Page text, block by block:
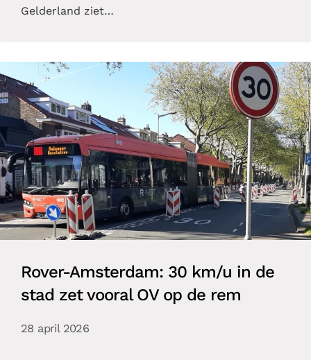
Gelderland ziet…
Rover-Amsterdam: 30 km/u in de
stad zet vooral OV op de rem
28 april 2026